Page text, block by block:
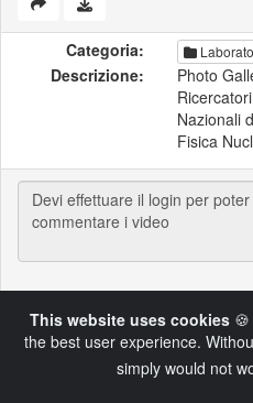
Categoria:
Descrizione:
Photo
Nazionali
Fisica
Load
This website uses cookies🍪
the best user experience.
simply would not